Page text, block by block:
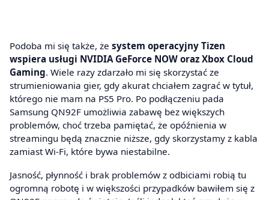
Podoba mi się także, że system operacyjny Tizen
wspiera usługi NVIDIA GeForce NOW oraz Xbox Cloud
Gaming. Wiele razy zdarzało mi się skorzystać ze
strumieniowania gier, gdy akurat chciałem zagrać w tytuł,
którego nie mam na PS5 Pro. Po podłączeniu pada
Samsung QN92F umożliwia zabawę bez większych
problemów, choć trzeba pamiętać, że opóźnienia w
streamingu będą znacznie niższe, gdy skorzystamy z kabla
zamiast Wi-Fi, które bywa niestabilne.
Jasność, płynność i brak problemów z odbiciami robią tu
ogromną robotę i w większości przypadków bawiłem się z